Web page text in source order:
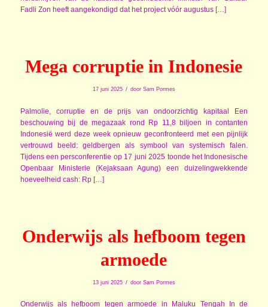
Fadli Zon heeft aangekondigd dat het project vóór augustus […]
Mega corruptie in Indonesie
17 juni 2025 / door Sam Pormes
Palmolie, corruptie en de prijs van ondoorzichtig kapitaal Een
beschouwing bij de megazaak rond Rp 11,8 biljoen in contanten
Indonesië werd deze week opnieuw geconfronteerd met een pijnlijk
vertrouwd beeld: geldbergen als symbool van systemisch falen.
Tijdens een persconferentie op 17 juni 2025 toonde het Indonesische
Openbaar Ministerie (Kejaksaan Agung) een duizelingwekkende
hoeveelheid cash: Rp […]
Onderwijs als hefboom tegen
armoede
13 juni 2025 / door Sam Pormes
Onderwijs als hefboom tegen armoede in Maluku Tengah In de